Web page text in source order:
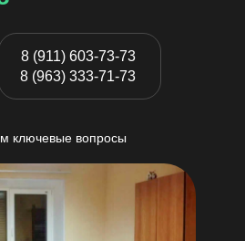
ключевые вопросы
8 (911) 603-73-73
8 (963) 333-71-73